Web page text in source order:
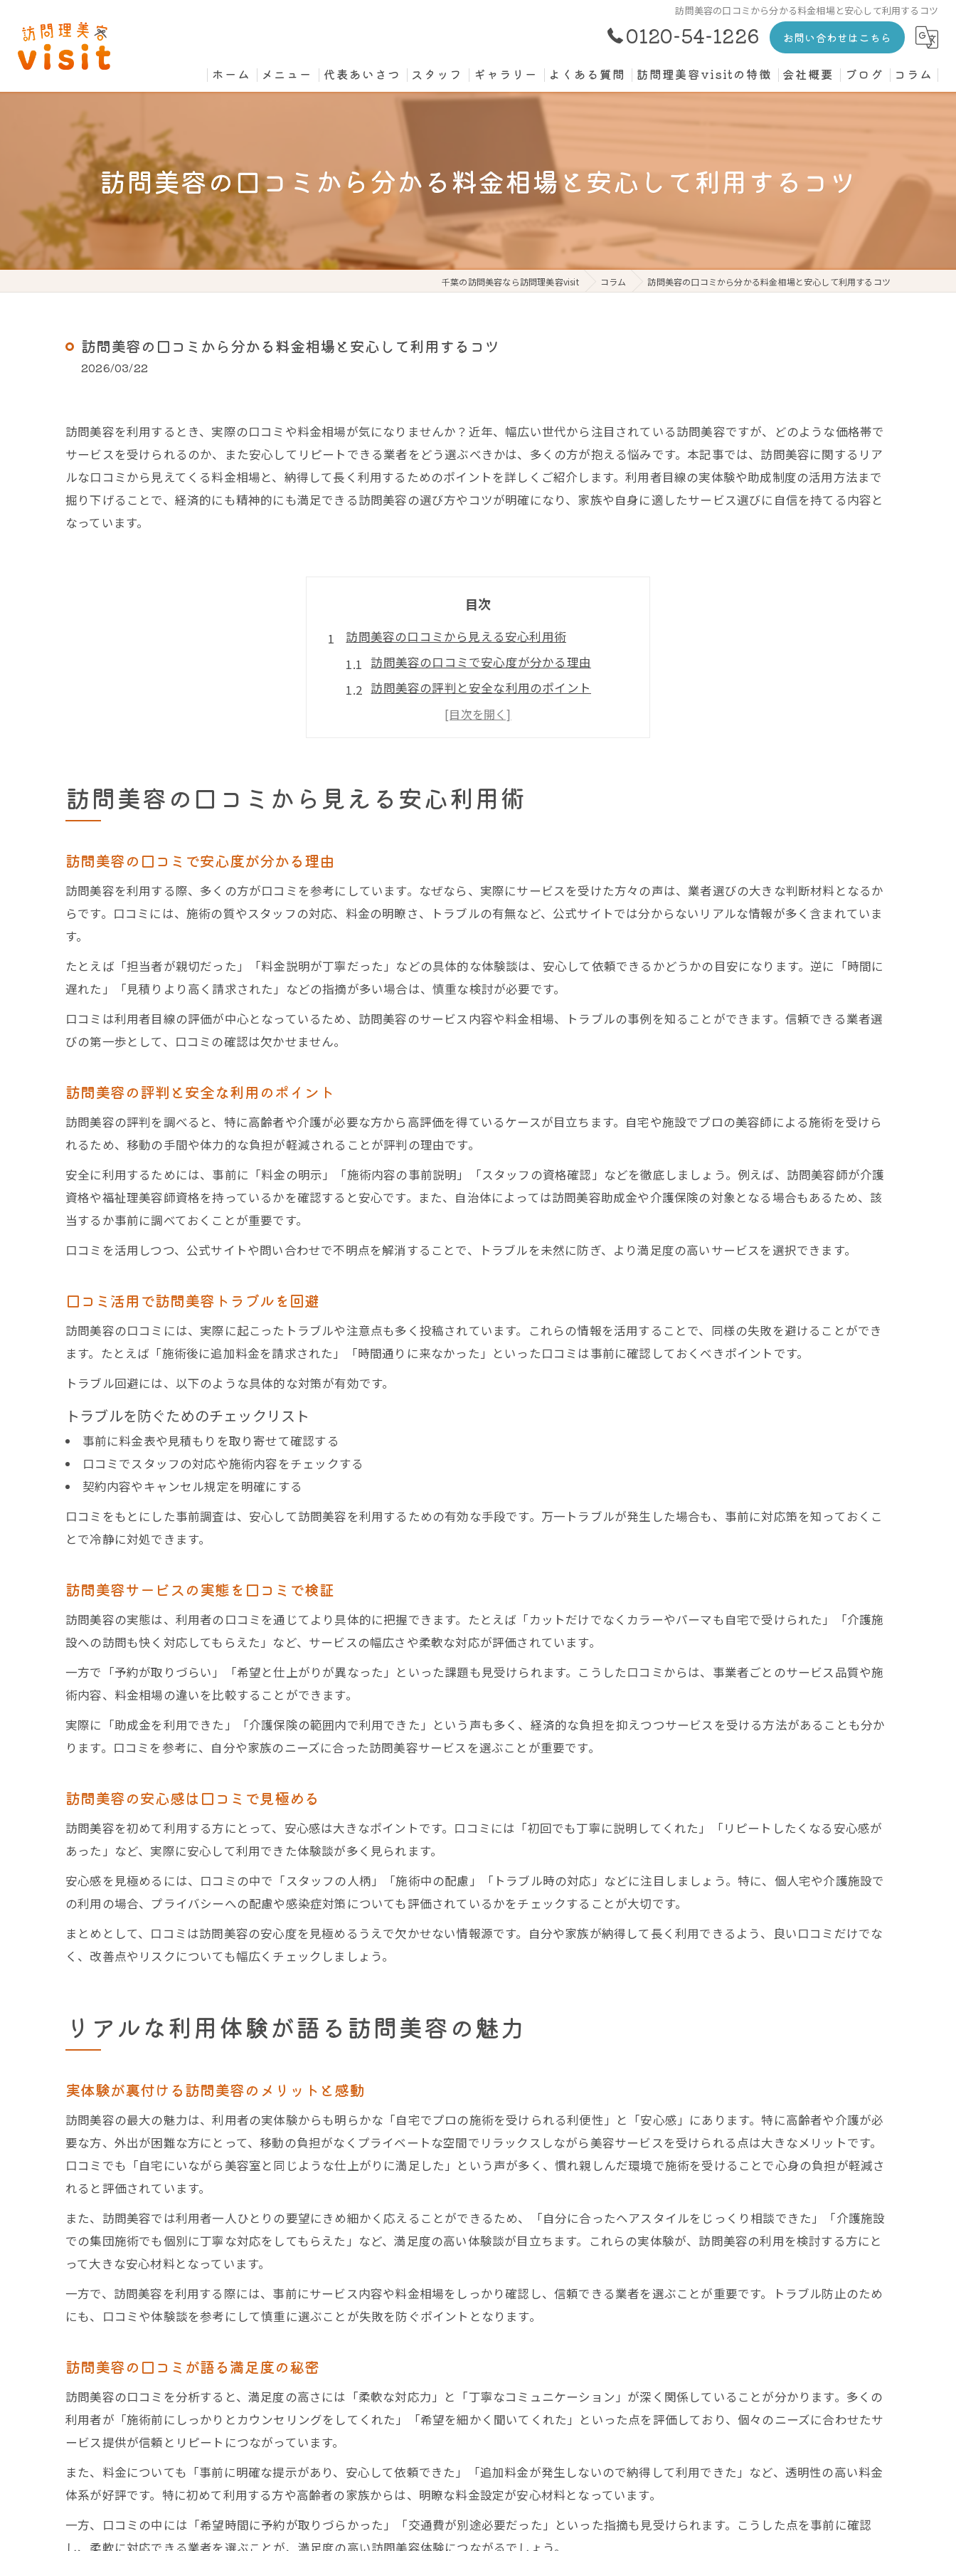
訪問美容の口コミから分かる料金相場と安心して利用するコツ
0120-54-1226 お問い合わせはこちら
ホーム メニュー 代表あいさつ スタッフ ギャラリー よくある質問 訪問理美容visitの特徴
高齢者
寝たきり
個人宅
会社概要 ブログ コラム
訪問美容の口コミから分かる料金相場と安心して利用するコツ
千葉の訪問美容なら訪問理美容visit コラム 訪問美容の口コミから分かる料金相場と安心して利用するコツ
訪問美容の口コミから分かる料金相場と安心して利用するコツ
2026/03/22
訪問美容を利用するとき、実際の口コミや料金相場が気になりませんか？近年、幅広い世代から注目されている訪問美容ですが、どのような価格帯で
サービスを受けられるのか、また安心してリピートできる業者をどう選ぶべきかは、多くの方が抱える悩みです。本記事では、訪問美容に関するリア
ルな口コミから見えてくる料金相場と、納得して長く利用するためのポイントを詳しくご紹介します。利用者目線の実体験や助成制度の活用方法まで
掘り下げることで、経済的にも精神的にも満足できる訪問美容の選び方やコツが明確になり、家族や自身に適したサービス選びに自信を持てる内容と
なっています。
目次
訪問美容の口コミから見える安心利用術
訪問美容の口コミで安心度が分かる理由
訪問美容の評判と安全な利用のポイント
口コミ活用で訪問美容トラブルを回避
リアルな利用体験が語る訪問美容の魅力
実体験が裏付ける訪問美容のメリットと感動
訪問美容の口コミ体験談でわかる価値
訪問美容の利用体験談がサービス選びの決め手
訪問美容の口コミで分かる料金相場の実情
訪問美容の評判を元にした料金比較のポイント
口コミを活用した訪問美容料金の目安
訪問美容口コミから学ぶトラブル回避法
訪問美容でよくあるトラブルの実態と対策
口コミを参考にした訪問美容師の選び方
訪問美容トラブルを未然に防ぐポイント
個人宅で活用する訪問美容サービスの実情
訪問美容の個人宅サービス体験談と評判
口コミで見る訪問美容の個人宅活用術
訪問美容個人宅サービスの選び方ポイント
介護保険で得する訪問美容利用のポイント
訪問美容の口コミから見える安心利用術
訪問美容の口コミで安心度が分かる理由
訪問美容を利用する際、多くの方が口コミを参考にしています。なぜなら、実際にサービスを受けた方々の声は、業者選びの大きな判断材料となるか
らです。口コミには、施術の質やスタッフの対応、料金の明瞭さ、トラブルの有無など、公式サイトでは分からないリアルな情報が多く含まれていま
す。
たとえば「担当者が親切だった」「料金説明が丁寧だった」などの具体的な体験談は、安心して依頼できるかどうかの目安になります。逆に「時間に
遅れた」「見積りより高く請求された」などの指摘が多い場合は、慎重な検討が必要です。
口コミは利用者目線の評価が中心となっているため、訪問美容のサービス内容や料金相場、トラブルの事例を知ることができます。信頼できる業者選
びの第一歩として、口コミの確認は欠かせません。
訪問美容の評判と安全な利用のポイント
訪問美容の評判を調べると、特に高齢者や介護が必要な方から高評価を得ているケースが目立ちます。自宅や施設でプロの美容師による施術を受けら
れるため、移動の手間や体力的な負担が軽減されることが評判の理由です。
安全に利用するためには、事前に「料金の明示」「施術内容の事前説明」「スタッフの資格確認」などを徹底しましょう。例えば、訪問美容師が介護
資格や福祉理美容師資格を持っているかを確認すると安心です。また、自治体によっては訪問美容助成金や介護保険の対象となる場合もあるため、該
当するか事前に調べておくことが重要です。
口コミを活用しつつ、公式サイトや問い合わせで不明点を解消することで、トラブルを未然に防ぎ、より満足度の高いサービスを選択できます。
口コミ活用で訪問美容トラブルを回避
訪問美容の口コミには、実際に起こったトラブルや注意点も多く投稿されています。これらの情報を活用することで、同様の失敗を避けることができ
ます。たとえば「施術後に追加料金を請求された」「時間通りに来なかった」といった口コミは事前に確認しておくべきポイントです。
トラブル回避には、以下のような具体的な対策が有効です。
トラブルを防ぐためのチェックリスト
事前に料金表や見積もりを取り寄せて確認する
口コミでスタッフの対応や施術内容をチェックする
契約内容やキャンセル規定を明確にする
口コミをもとにした事前調査は、安心して訪問美容を利用するための有効な手段です。万一トラブルが発生した場合も、事前に対応策を知っておくこ
とで冷静に対処できます。
訪問美容サービスの実態を口コミで検証
訪問美容の実態は、利用者の口コミを通じてより具体的に把握できます。たとえば「カットだけでなくカラーやパーマも自宅で受けられた」「介護施
設への訪問も快く対応してもらえた」など、サービスの幅広さや柔軟な対応が評価されています。
一方で「予約が取りづらい」「希望と仕上がりが異なった」といった課題も見受けられます。こうした口コミからは、事業者ごとのサービス品質や施
術内容、料金相場の違いを比較することができます。
実際に「助成金を利用できた」「介護保険の範囲内で利用できた」という声も多く、経済的な負担を抑えつつサービスを受ける方法があることも分か
ります。口コミを参考に、自分や家族のニーズに合った訪問美容サービスを選ぶことが重要です。
訪問美容の安心感は口コミで見極める
訪問美容を初めて利用する方にとって、安心感は大きなポイントです。口コミには「初回でも丁寧に説明してくれた」「リピートしたくなる安心感が
あった」など、実際に安心して利用できた体験談が多く見られます。
安心感を見極めるには、口コミの中で「スタッフの人柄」「施術中の配慮」「トラブル時の対応」などに注目しましょう。特に、個人宅や介護施設で
の利用の場合、プライバシーへの配慮や感染症対策についても評価されているかをチェックすることが大切です。
まとめとして、口コミは訪問美容の安心度を見極めるうえで欠かせない情報源です。自分や家族が納得して長く利用できるよう、良い口コミだけでな
く、改善点やリスクについても幅広くチェックしましょう。
リアルな利用体験が語る訪問美容の魅力
実体験が裏付ける訪問美容のメリットと感動
訪問美容の最大の魅力は、利用者の実体験からも明らかな「自宅でプロの施術を受けられる利便性」と「安心感」にあります。特に高齢者や介護が必
要な方、外出が困難な方にとって、移動の負担がなくプライベートな空間でリラックスしながら美容サービスを受けられる点は大きなメリットです。
口コミでも「自宅にいながら美容室と同じような仕上がりに満足した」という声が多く、慣れ親しんだ環境で施術を受けることで心身の負担が軽減さ
れると評価されています。
また、訪問美容では利用者一人ひとりの要望にきめ細かく応えることができるため、「自分に合ったヘアスタイルをじっくり相談できた」「介護施設
での集団施術でも個別に丁寧な対応をしてもらえた」など、満足度の高い体験談が目立ちます。これらの実体験が、訪問美容の利用を検討する方にと
って大きな安心材料となっています。
一方で、訪問美容を利用する際には、事前にサービス内容や料金相場をしっかり確認し、信頼できる業者を選ぶことが重要です。トラブル防止のため
にも、口コミや体験談を参考にして慎重に選ぶことが失敗を防ぐポイントとなります。
訪問美容の口コミが語る満足度の秘密
訪問美容の口コミを分析すると、満足度の高さには「柔軟な対応力」と「丁寧なコミュニケーション」が深く関係していることが分かります。多くの
利用者が「施術前にしっかりとカウンセリングをしてくれた」「希望を細かく聞いてくれた」といった点を評価しており、個々のニーズに合わせたサ
ービス提供が信頼とリピートにつながっています。
また、料金についても「事前に明確な提示があり、安心して依頼できた」「追加料金が発生しないので納得して利用できた」など、透明性の高い料金
体系が好評です。特に初めて利用する方や高齢者の家族からは、明瞭な料金設定が安心材料となっています。
一方、口コミの中には「希望時間に予約が取りづらかった」「交通費が別途必要だった」といった指摘も見受けられます。こうした点を事前に確認
し、柔軟に対応できる業者を選ぶことが、満足度の高い訪問美容体験につながるでしょう。